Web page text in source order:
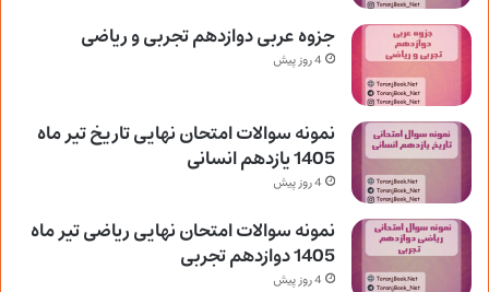
جزوه عربی دوازدهم تجربی و ریاضی
4 روز پیش
نمونه سوالات امتحان نهایی تاریخ تیر ماه
1405 یازدهم انسانی
4 روز پیش
نمونه سوالات امتحان نهایی ریاضی تیر ماه
1405 دوازدهم تجربی
4 روز پیش